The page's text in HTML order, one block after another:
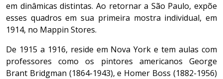
em dinâmicas distintas. Ao retornar a São Paulo, expõe
esses quadros em sua primeira mostra individual, em
1914, no Mappin Stores.
De 1915 a 1916, reside em Nova York e tem aulas com
professores como os pintores americanos George
Brant Bridgman (1864-1943), e Homer Boss (1882-1956)